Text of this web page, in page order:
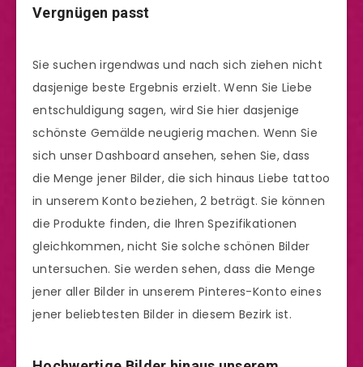
Vergnügen passt
Sie suchen irgendwas und nach sich ziehen nicht
dasjenige beste Ergebnis erzielt. Wenn Sie Liebe
entschuldigung sagen, wird Sie hier dasjenige
schönste Gemälde neugierig machen. Wenn Sie
sich unser Dashboard ansehen, sehen Sie, dass
die Menge jener Bilder, die sich hinaus Liebe tattoo
in unserem Konto beziehen, 2 beträgt. Sie können
die Produkte finden, die Ihren Spezifikationen
gleichkommen, nicht Sie solche schönen Bilder
untersuchen. Sie werden sehen, dass die Menge
jener aller Bilder in unserem Pinteres-Konto eines
jener beliebtesten Bilder in diesem Bezirk ist.